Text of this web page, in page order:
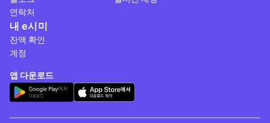
연락처
내 e시미
잔액 확인
계정
앱 다운로드